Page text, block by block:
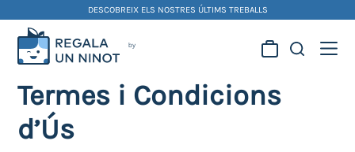
content
DESCOBREIX ELS NOSTRES ÚLTIMS TREBALLS
nostres artistes fallers i
foguerers
Termes i Condicions
d’Ús